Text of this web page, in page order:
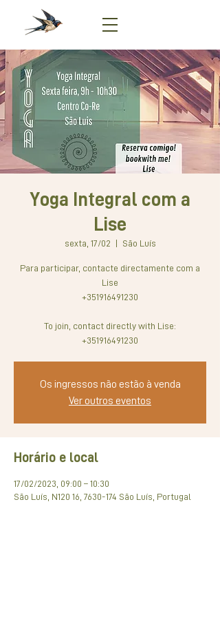
Yoga Integral com a
Lise
sexta, 17/02 São Luís
Para participar, contacte directamente com a
Lise
+351916491230
To join, contact directly with Lise:
+351916491230
Os ingressos não estão à venda
Ver outros eventos
Horário e local
17/02/2023, 09:00 – 10:30
São Luís, N120 16, 7630-174 São Luís, Portugal